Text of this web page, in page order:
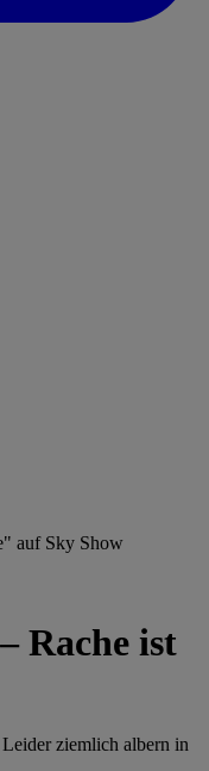
auf Sky Show
Rache ist
ziemlich albern in